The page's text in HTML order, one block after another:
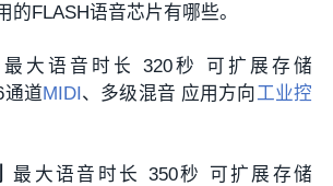
的FLASH语音芯片有哪些。
最大语音时长 320秒 可扩展存储
通道MIDI、多级混音 应用方向工业控
最大语音时长 350秒 可扩展存储